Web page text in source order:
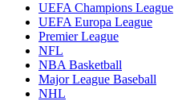
UEFA Champions League
UEFA Europa League
Premier League
NFL
NBA Basketball
Major League Baseball
NHL